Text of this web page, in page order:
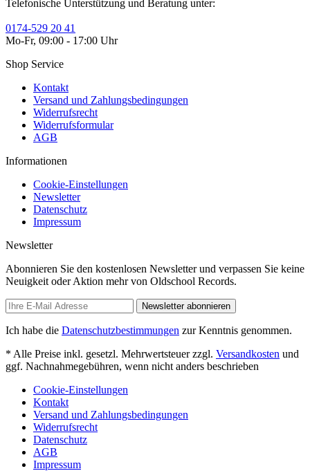
Telefonische Unterstützung und Beratung unter:
0174-529 20 41
Mo-Fr, 09:00 - 17:00 Uhr
Shop Service
Kontakt
Versand und Zahlungsbedingungen
Widerrufsrecht
Widerrufsformular
AGB
Informationen
Cookie-Einstellungen
Newsletter
Datenschutz
Impressum
Newsletter
Abonnieren Sie den kostenlosen Newsletter und verpassen Sie keine
Neuigkeit oder Aktion mehr von Oldschool Records.
Newsletter abonnieren
Ich habe die Datenschutzbestimmungen zur Kenntnis genommen.
* Alle Preise inkl. gesetzl. Mehrwertsteuer zzgl. Versandkosten und
ggf. Nachnahmegebühren, wenn nicht anders beschrieben
Cookie-Einstellungen
Kontakt
Versand und Zahlungsbedingungen
Widerrufsrecht
Datenschutz
AGB
Impressum